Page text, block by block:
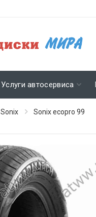
Услуги автосервиса
Sonix Sonix ecopro 99